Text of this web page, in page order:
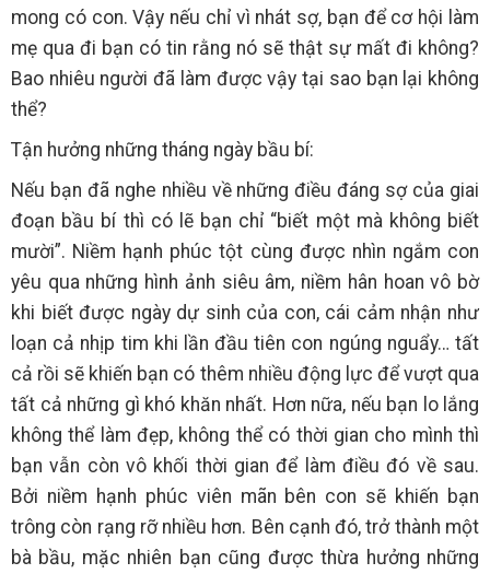
mong có con. Vậy nếu chỉ vì nhát sợ, bạn để cơ hội làm
mẹ qua đi bạn có tin rằng nó sẽ thật sự mất đi không?
Bao nhiêu người đã làm được vậy tại sao bạn lại không
thể?
Tận hưởng những tháng ngày bầu bí:
Nếu bạn đã nghe nhiều về những điều đáng sợ của giai
đoạn bầu bí thì có lẽ bạn chỉ “biết một mà không biết
mười”. Niềm hạnh phúc tột cùng được nhìn ngắm con
yêu qua những hình ảnh siêu âm, niềm hân hoan vô bờ
khi biết được ngày dự sinh của con, cái cảm nhận như
loạn cả nhịp tim khi lần đầu tiên con ngúng nguẩy… tất
cả rồi sẽ khiến bạn có thêm nhiều động lực để vượt qua
tất cả những gì khó khăn nhất. Hơn nữa, nếu bạn lo lắng
không thể làm đẹp, không thể có thời gian cho mình thì
bạn vẫn còn vô khối thời gian để làm điều đó về sau.
Bởi niềm hạnh phúc viên mãn bên con sẽ khiến bạn
trông còn rạng rỡ nhiều hơn. Bên cạnh đó, trở thành một
bà bầu, mặc nhiên bạn cũng được thừa hưởng những